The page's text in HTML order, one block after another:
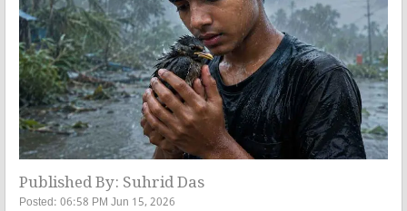
Published By: Suhrid Das
Posted: 06:58 PM Jun 15, 2026